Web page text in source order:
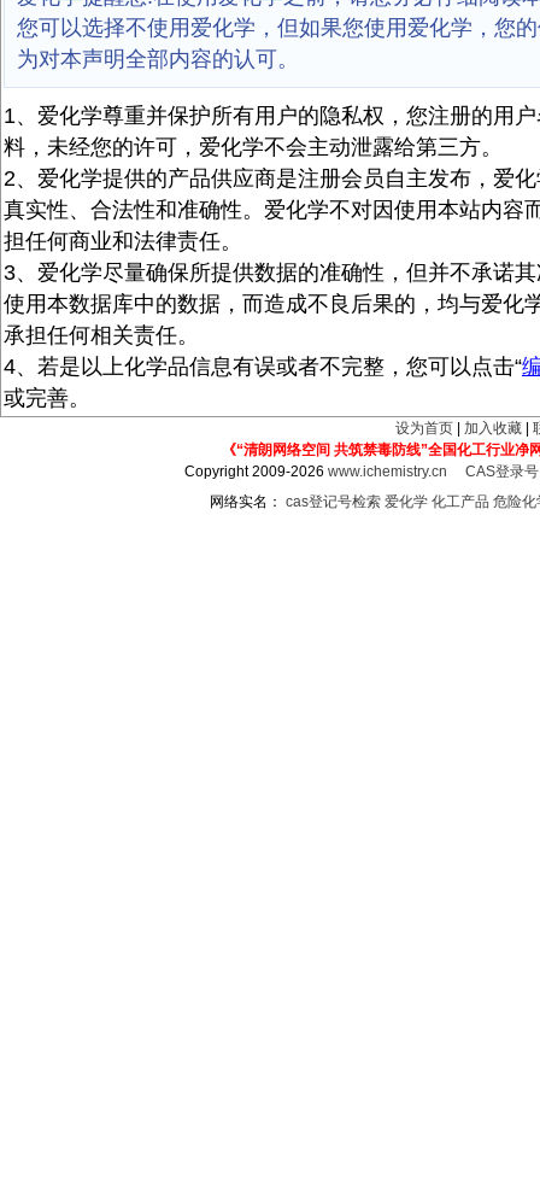
您可以选择不使用爱化学，但如果您使用爱化学，您
为对本声明全部内容的认可。
1、爱化学尊重并保护所有用户的隐私权，您注册的用
料，未经您的许可，爱化学不会主动泄露给第三方。
2、爱化学提供的产品供应商是注册会员自主发布，爱
真实性、合法性和准确性。爱化学不对因使用本站内容
担任何商业和法律责任。
3、爱化学尽量确保所提供数据的准确性，但并不承诺
使用本数据库中的数据，而造成不良后果的，均与爱化
承担任何相关责任。
4、若是以上化学品信息有误或者不完整，您可以点击“
或完善。
设为首页 加入收藏
《“清朗网络空间 共筑禁毒防线”全国化工行业净
Copyright 2009-2026www.ichemistry.cn
CAS登录
网络实名： cas登记号检索 爱化学 化工产品 危险化